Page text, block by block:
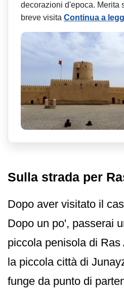
decorazioni d'epoca. Merita
breve visita Continua a
Sulla strada per
Dopo aver visitato il
Dopo un po', passerai
piccola penisola di
la piccola città di
funge da punto di